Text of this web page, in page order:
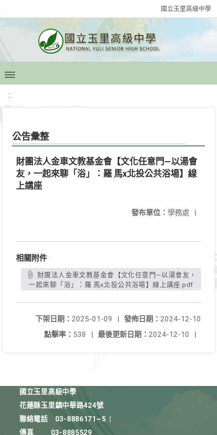
國立玉里高級中學
:::
公告彙整
財團法人金車文教基金會【文化任意門—以湯會
友，一起來聊「浴」：羅 馬x北投公共浴場】線
上講座
發布單位： 學務處 |
相關附件
一起來聊「浴」：羅 馬x北投公共浴場】線上講座.pdf
發佈日期： 2024-12-10
下架日期： 2025-01-09
|
最後更新日期： 2024-12-10 |
點擊率： 538 |
國立玉里高級中學
花蓮縣玉里鎮中華路424號
聯絡電話
03-8886171~5
傳真
03-8885529